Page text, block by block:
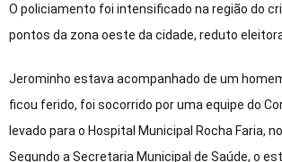
O policiamento foi intensificado na região do
pontos da zona oeste da cidade, reduto
Jerominho estava acompanhado de um
ficou ferido, foi socorrido por uma equipe do
levado para o Hospital Municipal Rocha Faria,
Segundo a Secretaria Municipal de Saúde, o